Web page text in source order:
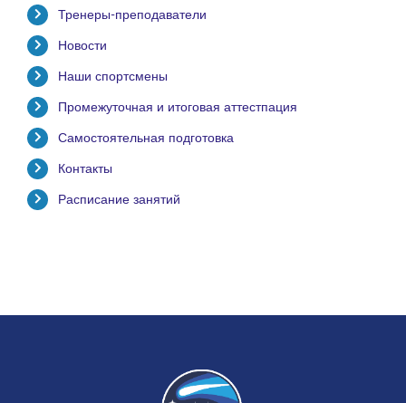
Тренеры-преподаватели
Новости
Наши спортсмены
Промежуточная и итоговая аттестпация
Самостоятельная подготовка
Контакты
Расписание занятий